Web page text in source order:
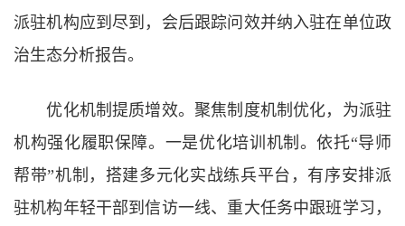
派驻机构应到尽到，会后跟踪问效并纳入驻在单位政
治生态分析报告。
优化机制提质增效。聚焦制度机制优化，为派驻
机构强化履职保障。一是优化培训机制。依托“导师
帮带”机制，搭建多元化实战练兵平台，有序安排派
驻机构年轻干部到信访一线、重大任务中跟班学习，